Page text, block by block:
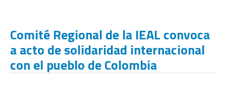
Comité Regional de la IEAL convoca
a acto de solidaridad internacional
con el pueblo de Colombia